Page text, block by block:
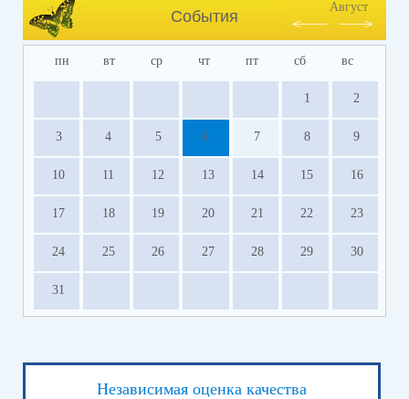
События
Август
пн вт ср чт пт сб вс
1 2
3 4 5 6 7 8 9
10 11 12 13 14 15 16
17 18 19 20 21 22 23
24 25 26 27 28 29 30
31
Независимая оценка качества